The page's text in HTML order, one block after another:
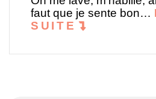
faut que je sente bon…
SUITE